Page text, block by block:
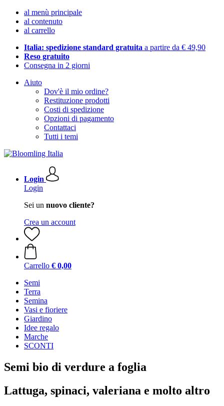
al menù principale
al contenuto
al carrello
Italia: spedizione standard gratuita a partire da € 49,90
Reso gratuito
Consegna in 2 giorni
Aiuto
Dov'è il mio ordine?
Restituzione prodotti
Costi di spedizione
Opzioni di pagamento
Contattaci
Tutti i temi
Login
Login
Sei un nuovo cliente?
Crea un account
Carrello € 0,00
Semi
Terra
Semina
Vasi e fioriere
Giardino
Idee regalo
Marche
SCONTI
Semi bio di verdure a foglia
Lattuga, spinaci, valeriana e molto altro